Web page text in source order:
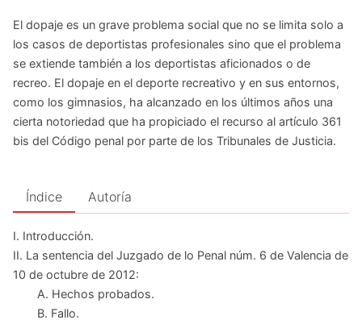
El dopaje es un grave problema social que no se limita solo a
los casos de deportistas profesionales sino que el problema
se extiende también a los deportistas aficionados o de
recreo. El dopaje en el deporte recreativo y en sus entornos,
como los gimnasios, ha alcanzado en los últimos años una
cierta notoriedad que ha propiciado el recurso al artículo 361
bis del Código penal por parte de los Tribunales de Justicia.
Índice Autoría
I. Introducción.
II. La sentencia del Juzgado de lo Penal núm. 6 de Valencia de
10 de octubre de 2012:
A. Hechos probados.
B. Fallo.